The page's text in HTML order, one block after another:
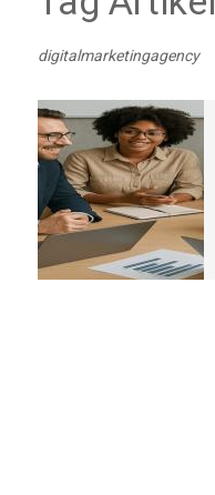
digitalmarketingagency